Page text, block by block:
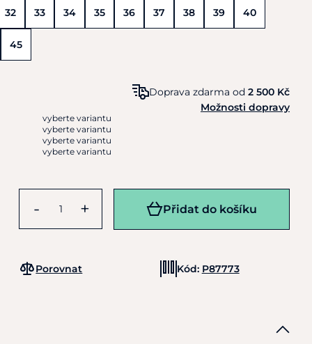
32 33 34 35 36 37 38 39 40
45
vyberte variantu
vyberte variantu
vyberte variantu
vyberte variantu
Doprava zdarma od 2 500 Kč
Možnosti dopravy
- + Přidat do košíku
Porovnat Kód: P87773